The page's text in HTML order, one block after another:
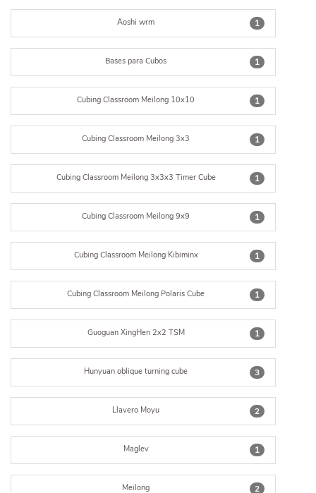
1
Aoshi wrm
1
Bases para Cubos
1
Cubing Classroom Meilong 10x10
1
Cubing Classroom Meilong 3x3
1
Cubing Classroom Meilong 3x3x3 Timer Cube
1
Cubing Classroom Meilong 9x9
1
Cubing Classroom Meilong Kibiminx
1
Cubing Classroom Meilong Polaris Cube
1
Guoguan XingHen 2x2 TSM
3
Hunyuan oblique turning cube
2
Llavero Moyu
1
Maglev
2
Meilong